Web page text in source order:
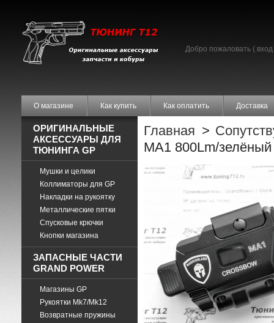
О магазине Как купить Как оплатить Доставка
Добро пожаловать ( вход
ОРИГИНАЛЬНЫЕ
АКСЕССУАРЫ ДЛЯ
ТЮНИНГА GP
Мушки и целики
Коллиматоры для GP
Накладки на рукоятку
Металлические пятки
Спусковые крючки
Кнопки магазина
ЗАПАСНЫЕ ЧАСТИ
GRAND POWER
Магазины GP
Рукоятки Mk7/Mk12
Возвратные пружины
Главная >
MA1 800Lm/